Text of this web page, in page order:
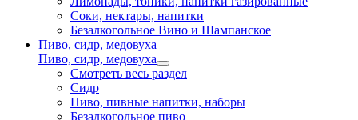
Соки, нектары, напитки
Безалкогольное Вино и Шампанское
Пиво, сидр, медовуха
Пиво, сидр, медовуха
Смотреть весь раздел
Сидр
Пиво, пивные напитки, наборы
Безалкогольное пиво